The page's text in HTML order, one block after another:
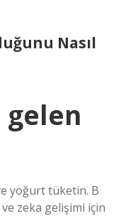
Nasıl
gelen
yoğurt tüketin. B
zeka gelişimi için